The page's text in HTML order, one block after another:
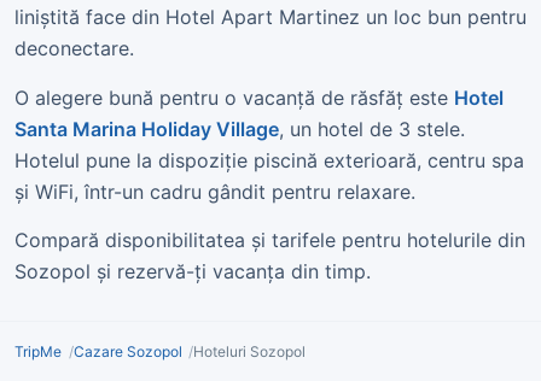
liniștită face din Hotel Apart Martinez un loc bun pentru
deconectare.
O alegere bună pentru o vacanță de răsfăț este Hotel
Santa Marina Holiday Village, un hotel de 3 stele.
Hotelul pune la dispoziție piscină exterioară, centru spa
și WiFi, într-un cadru gândit pentru relaxare.
Compară disponibilitatea și tarifele pentru hotelurile din
Sozopol și rezervă-ți vacanța din timp.
TripMe Cazare Sozopol Hoteluri Sozopol